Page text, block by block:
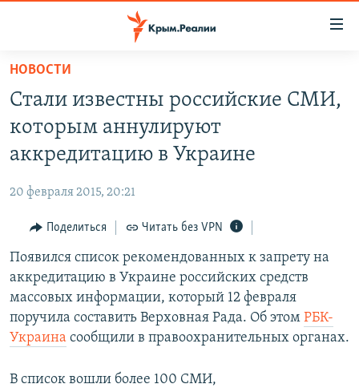
Вернуться
основному
содержанию
Вернутся
главной
навигации
Вернутся
поиску
11 ЛЕТ ОККУПАЦИИ КРЫМА. 11 ИСТОРИЙ СОПРОТИВЛЕНИЯ
ЕЩЕ
ИНТЕРАКТИВ
ИНФОГРАФИКА
ТЕЛЕПРОЕКТ КРЫМ.РЕАЛИИ
СОВЕТЫ ПРАВОЗАЩИТНИКОВ
ПРОПАВШИЕ БЕЗ ВЕСТИ
ПОБЕДИТЕЛЕЙ НЕ СУДЯТ?
РАДІО СВОБОДА
КАК ОБОЙТИ БЛОКИРОВКУ
Українською
Qırımtatar
ПРИСОЕДИНЯЙТЕСЬ!
НОВОСТИ
Стали известны российские СМИ,
которым аннулируют
аккредитацию в Украине
20 февраля 2015, 20:21
Поделиться Читать без VPN
Появился список рекомендованных к запрету на
аккредитацию в Украине российских средств
массовых информации, который 12 февраля
поручила составить Верховная Рада. Об этом РБК-
Украина сообщили в правоохранительных органах.
В список вошли более 100 СМИ,